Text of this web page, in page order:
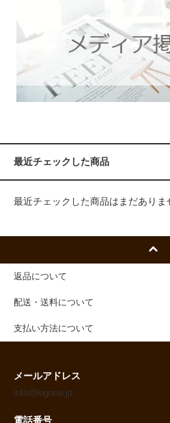
最近チェックした商品
最近チェックした商品はまだありま
返品について
配送・送料について
支払い方法について
メールアドレス
info@logona.jp
電話番号